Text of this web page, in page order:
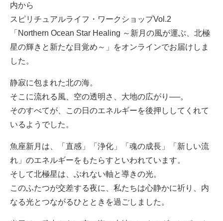
内から
スピリチュアルライフ・ワークショップVol.2
「Northern Ocean Star Healing ～新月の風が運ぶ、北極
星の輝きと新たな目覚め～」をオンラインでお届けしま
した。
静寂に包まれた北の海。
そこに流れる風、空の透明さ、大地の広がり──。
そのすべてが、この日のエネルギーを後押ししてくれて
いるようでした。
魚座新月は、「直感」「浄化」「魂の成長」「新しい流
れ」のエネルギーをもたらすといわれています。
そして北極星は、ぶれない軸と導きの光。
このふたつが交差する夜に、私たちは心静かに祈り、内
なる光とつながるひとときを過ごしました。